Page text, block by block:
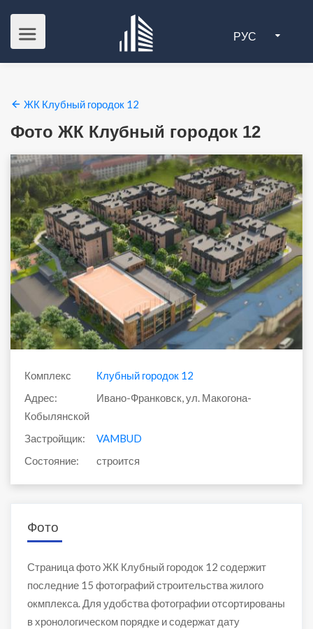
РУС
ЖК Клубный городок 12
Фото ЖК Клубный городок 12
Комплекс
Клубный городок 12
Адрес:
Ивано-Франковск, ул. Макогона-
Кобылянской
Застройщик:
VAMBUD
Состояние:
строится
Фото
Страница фото ЖК Клубный городок 12 содержит
последние 15 фотографий строительства жилого
окмплекса. Для удобства фотографии отсортированы
в хронологическом порядке и содержат дату